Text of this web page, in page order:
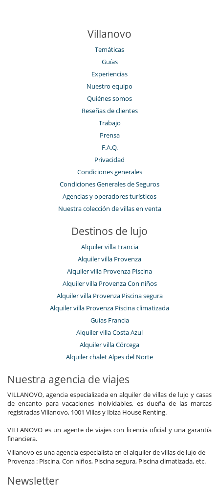
Villanovo
Temáticas
Guías
Experiencias
Nuestro equipo
Quiénes somos
Reseñas de clientes
Trabajo
Prensa
F.A.Q.
Privacidad
Condiciones generales
Condiciones Generales de Seguros
Agencias y operadores turísticos
Nuestra colección de villas en venta
Destinos de lujo
Alquiler villa Francia
Alquiler villa Provenza
Alquiler villa Provenza Piscina
Alquiler villa Provenza Con niños
Alquiler villa Provenza Piscina segura
Alquiler villa Provenza Piscina climatizada
Guías Francia
Alquiler villa Costa Azul
Alquiler villa Córcega
Alquiler chalet Alpes del Norte
Nuestra agencia de viajes
VILLANOVO, agencia especializada en alquiler de villas de lujo y casas
de encanto para vacaciones inolvidables, es dueña de las marcas
registradas Villanovo, 1001 Villas y Ibiza House Renting.
VILLANOVO es un agente de viajes con licencia oficial y una garantía
financiera.
Villanovo es una agencia especialista en el alquiler de villas de lujo de
Provenza : Piscina, Con niños, Piscina segura, Piscina climatizada, etc.
Newsletter